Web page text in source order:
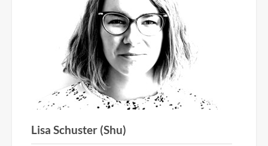
Lisa Schuster (Shu)